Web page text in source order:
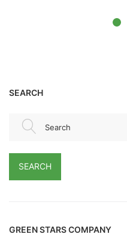
SEARCH
Search
SEARCH
GREEN STARS COMPANY